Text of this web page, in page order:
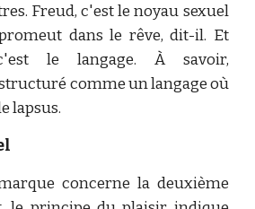
Freud, c'est le noyau sexuel
dans le rêve, dit-il. Et
le langage. À savoir,
comme un langage où
lapsus.
concerne la deuxième